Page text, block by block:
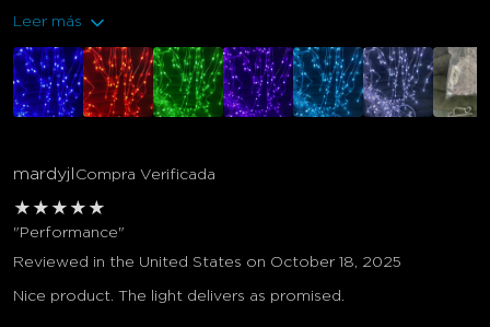
Leer más
mardyjl Compra Verificada
★ ★ ★ ★ ★
"Performance"
Reviewed in the United States on October 18, 2025
Nice product. The light delivers as promised.